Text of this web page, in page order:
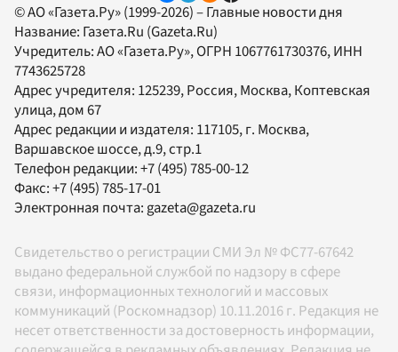
© АО «Газета.Ру» (1999-2026) – Главные новости дня
Название: Газета.Ru (Gazeta.Ru)
Учредитель:АО «Газета.Ру», ОГРН 1067761730376, ИНН
7743625728
Адрес учредителя: 125239, Россия, Москва, Коптевская
улица, дом 67
Адрес редакции и издателя: 117105, г. Москва,
Варшавское шоссе, д.9, стр.1
Телефон редакции:+7 (495) 785-00-12
Факс:+7 (495) 785-17-01
Электронная почта: gazeta@gazeta.ru
Свидетельство о регистрации СМИ Эл № ФС77-67642
выдано федеральной службой по надзору в сфере
связи, информационных технологий и массовых
коммуникаций (Роскомнадзор) 10.11.2016 г. Редакция не
несет ответственности за достоверность информации,